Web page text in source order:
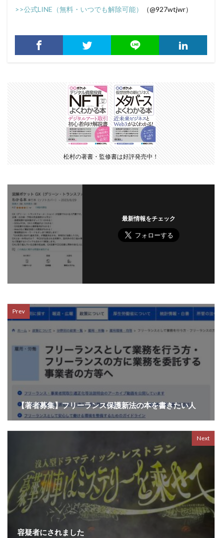
>>公式LINE（無料・いつでも解除可能） （@927wtjwr）
松村の著書・監修書は好評発売中！
最新情報をチェック
Prev
【著者募集】フリーランス保護新法の本を書きたい人
Next
容疑者にされました